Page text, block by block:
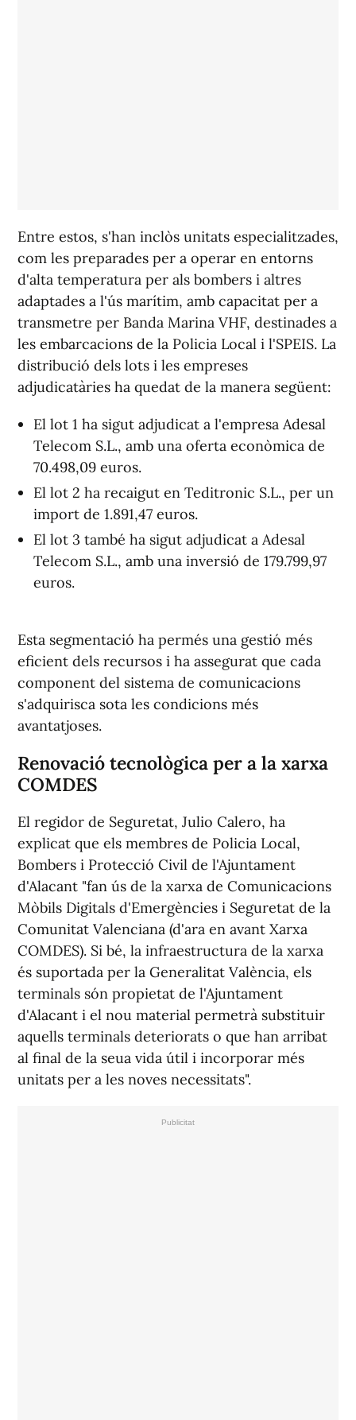
Entre estos, s'han inclòs unitats especialitzades,
com les preparades per a operar en entorns
d'alta temperatura per als bombers i altres
adaptades a l'ús marítim, amb capacitat per a
transmetre per Banda Marina VHF, destinades a
les embarcacions de la Policia Local i l'SPEIS. La
distribució dels lots i les empreses
adjudicatàries ha quedat de la manera següent:
El lot 1 ha sigut adjudicat a l'empresa Adesal
Telecom S.L., amb una oferta econòmica de
70.498,09 euros.
El lot 2 ha recaigut en Teditronic S.L., per un
import de 1.891,47 euros.
El lot 3 també ha sigut adjudicat a Adesal
Telecom S.L., amb una inversió de 179.799,97
euros.
Esta segmentació ha permés una gestió més
eficient dels recursos i ha assegurat que cada
component del sistema de comunicacions
s'adquirisca sota les condicions més
avantatjoses.
Renovació tecnològica per a la xarxa
COMDES
El regidor de Seguretat, Julio Calero, ha
explicat que els membres de Policia Local,
Bombers i Protecció Civil de l'Ajuntament
d'Alacant "fan ús de la xarxa de Comunicacions
Mòbils Digitals d'Emergències i Seguretat de la
Comunitat Valenciana (d'ara en avant Xarxa
COMDES). Si bé, la infraestructura de la xarxa
és suportada per la Generalitat València, els
terminals són propietat de l'Ajuntament
d'Alacant i el nou material permetrà substituir
aquells terminals deteriorats o que han arribat
al final de la seua vida útil i incorporar més
unitats per a les noves necessitats".